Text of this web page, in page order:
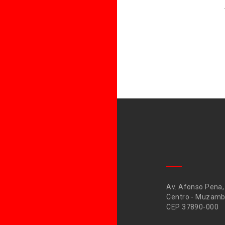
Av. Afonso Pena,
Centro -
CEP 37890-000